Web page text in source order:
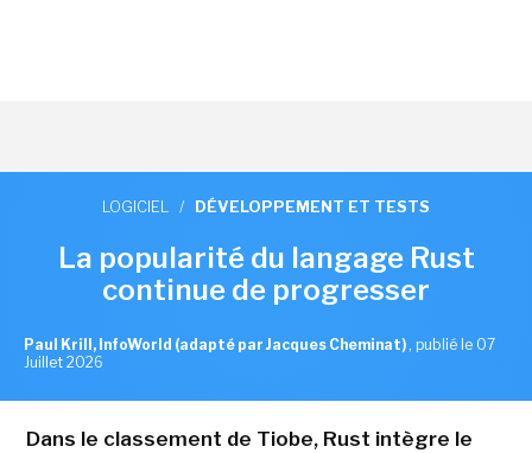
LOGICIEL / DÉVELOPPEMENT ET TESTS
La popularité du langage Rust
continue de progresser
Paul Krill, InfoWorld (adapté par Jacques Cheminat) , publié le 07
Juillet 2026
Dans le classement de Tiobe, Rust intègre le